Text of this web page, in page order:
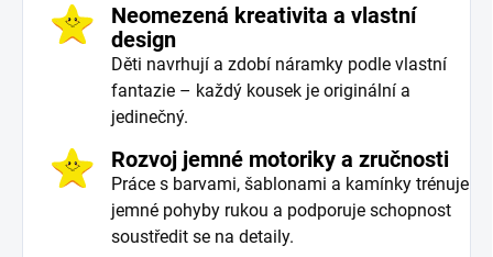
Neomezená kreativita a vlastní
design
Děti navrhují a zdobí náramky podle vlastní
fantazie – každý kousek je originální a
jedinečný.
Rozvoj jemné motoriky a zručnosti
Práce s barvami, šablonami a kamínky trénuje
jemné pohyby rukou a podporuje schopnost
soustředit se na detaily.